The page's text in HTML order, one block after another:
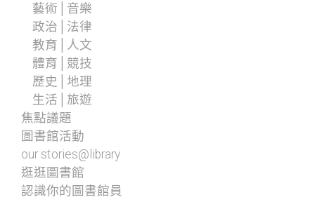
藝術│音樂
政治│法律
教育│人文
體育│競技
歷史│地理
生活│旅遊
焦點議題
圖書館活動
our stories@library
逛逛圖書館
認識你的圖書館員